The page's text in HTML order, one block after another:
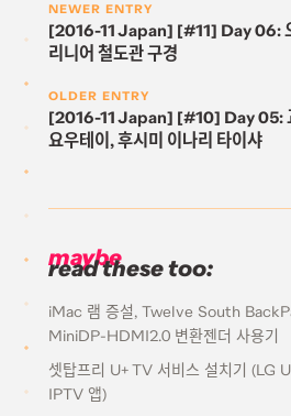
OLDER ENTRY
[2016-11 Japan] [#10] Day 05:
요우테이, 후시미 이나리 타이샤
NEWER ENTRY
[2016-11 Japan] [#11] Day 06:
리니어 철도관 구경
maybe
read these too:
iMac 램 증설, Twelve South
MiniDP-HDMI2.0 변환젠더 사용기
셋탑프리 U+ TV 서비스 설치기 (LG
IPTV 앱)